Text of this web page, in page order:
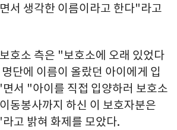
서 생각한 이름이라고 한다"라고
호소 측은 "보호소에 오래 있었다
단에 이름이 올랐던 아이에게 입
서 "아이를 직접 입양하러 보호소
동봉사까지 하신 이 보호자분은
고 밝혀 화제를 모았다.